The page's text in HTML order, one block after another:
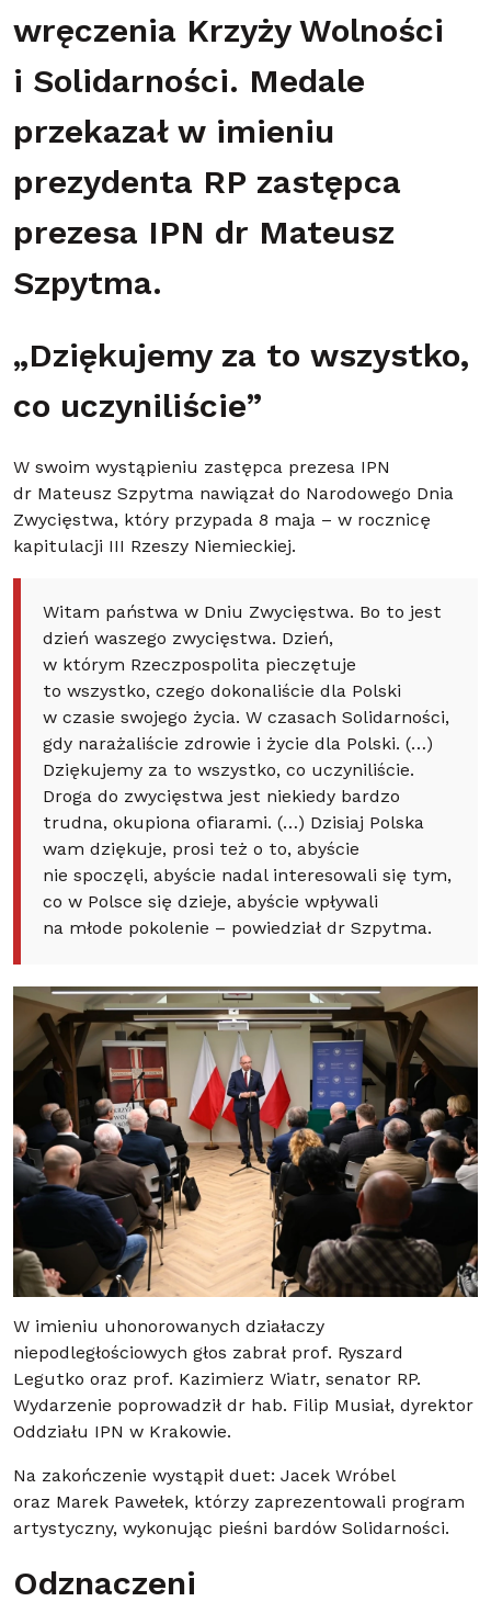
wręczenia Krzyży Wolności
i Solidarności. Medale
przekazał w imieniu
prezydenta RP zastępca
prezesa IPN dr Mateusz
Szpytma.
„Dziękujemy za to wszystko,
co uczyniliście”
W swoim wystąpieniu zastępca prezesa IPN
dr Mateusz Szpytma nawiązał do Narodowego Dnia
Zwycięstwa, który przypada 8 maja – w rocznicę
kapitulacji III Rzeszy Niemieckiej.
Witam państwa w Dniu Zwycięstwa. Bo to jest
dzień waszego zwycięstwa. Dzień,
w którym Rzeczpospolita pieczętuje
to wszystko, czego dokonaliście dla Polski
w czasie swojego życia. W czasach Solidarności,
gdy narażaliście zdrowie i życie dla Polski. (…)
Dziękujemy za to wszystko, co uczyniliście.
Droga do zwycięstwa jest niekiedy bardzo
trudna, okupiona ofiarami. (…) Dzisiaj Polska
wam dziękuje, prosi też o to, abyście
nie spoczęli, abyście nadal interesowali się tym,
co w Polsce się dzieje, abyście wpływali
na młode pokolenie – powiedział dr Szpytma.
W imieniu uhonorowanych działaczy
niepodległościowych głos zabrał prof. Ryszard
Legutko oraz prof. Kazimierz Wiatr, senator RP.
Wydarzenie poprowadził dr hab. Filip Musiał, dyrektor
Oddziału IPN w Krakowie.
Na zakończenie wystąpił duet: Jacek Wróbel
oraz Marek Pawełek, którzy zaprezentowali program
artystyczny, wykonując pieśni bardów Solidarności.
Odznaczeni